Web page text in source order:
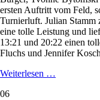
ersten Auftritt vom Feld,
Turnierluft. Julian Stamm
eine tolle Leistung und
13:21 und 20:22 einen
Fluchs und Jennifer
Weiterlesen …
06